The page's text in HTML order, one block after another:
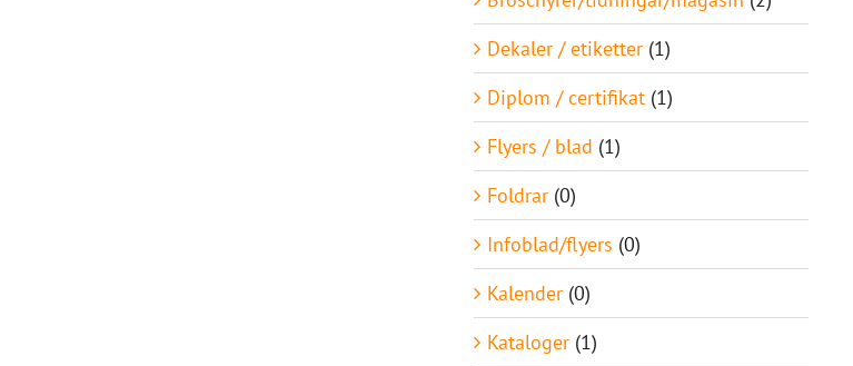
Dekaler / etiketter (1)
Diplom / certifikat (1)
Flyers / blad (1)
Foldrar (0)
Infoblad/flyers (0)
Kalender (0)
Kataloger (1)